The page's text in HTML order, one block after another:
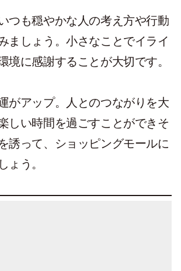
つも穏やかな人の考え方や行動
ましょう。小さなことでイライ
境に感謝することが大切です。
がアップ。人とのつながりを大
しい時間を過ごすことができそ
誘って、ショッピングモールに
ょう。